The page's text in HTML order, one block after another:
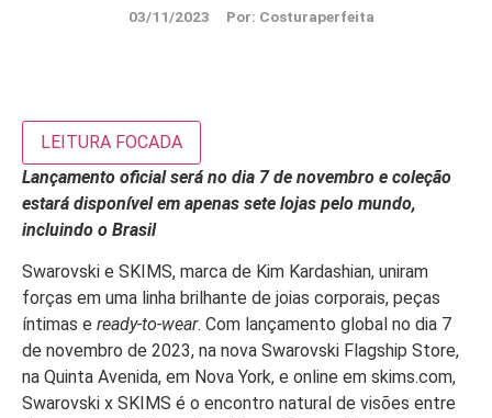
03/11/2023 Por: Costuraperfeita
LEITURA FOCADA
Lançamento oficial será no dia 7 de novembro e coleção
estará disponível em apenas sete lojas pelo mundo,
incluindo o Brasil
Swarovski e SKIMS, marca de Kim Kardashian, uniram
forças em uma linha brilhante de joias corporais, peças
íntimas e ready-to-wear. Com lançamento global no dia 7
de novembro de 2023, na nova Swarovski Flagship Store,
na Quinta Avenida, em Nova York, e online em skims.com,
Swarovski x SKIMS é o encontro natural de visões entre